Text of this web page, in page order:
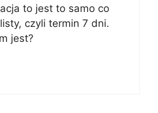
to jest to samo co
czyli termin 7 dni.
jest?